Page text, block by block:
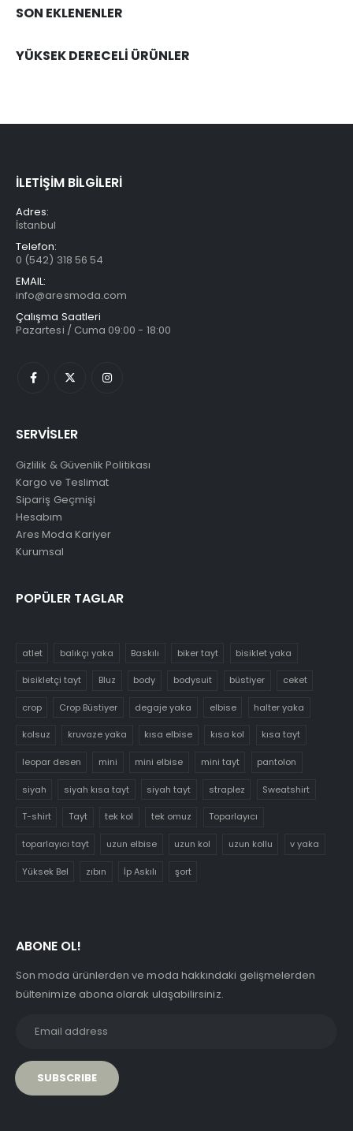
SON EKLENENLER
YÜKSEK DERECELİ ÜRÜNLER
İLETİŞİM BİLGİLERİ
Adres:
İstanbul
Telefon:
0 (542) 318 56 54
EMAIL:
info@aresmoda.com
Çalışma Saatleri
Pazartesi / Cuma 09:00 - 18:00
SERVİSLER
Gizlilik & Güvenlik Politikası
Kargo ve Teslimat
Sipariş Geçmişi
Hesabım
Ares Moda Kariyer
Kurumsal
POPÜLER TAGLAR
atlet balıkçı yaka Baskılı biker tayt bisiklet yaka
bisikletçi tayt Bluz body bodysuit büstiyer ceket
crop Crop Büstiyer degaje yaka elbise halter yaka
kolsuz kruvaze yaka kısa elbise kısa kol kısa tayt
leopar desen mini mini elbise mini tayt pantolon
siyah siyah kısa tayt siyah tayt straplez Sweatshirt
T-shirt Tayt tek kol tek omuz Toparlayıcı
toparlayıcı tayt uzun elbise uzun kol uzun kollu v yaka
Yüksek Bel zıbın İp Askılı şort
ABONE OL!
Son moda ürünlerden ve moda hakkındaki gelişmelerden
bültenimize abona olarak ulaşabilirsiniz.